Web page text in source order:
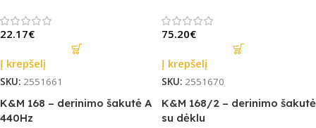
22.17€
Į krepšelį
SKU: 2551661
75.20€
Į krepšelį
SKU: 2551670
K&M 168 – derinimo šakutė A
440Hz
K&M 168/2 – derinimo šakutė
su dėklu